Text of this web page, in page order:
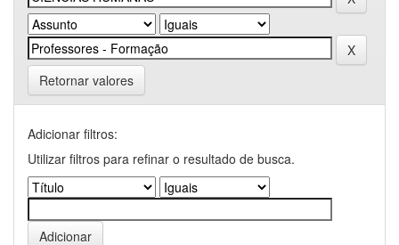
Retornar valores
Adicionar filtros:
Utilizar filtros para refinar o resultado de busca.